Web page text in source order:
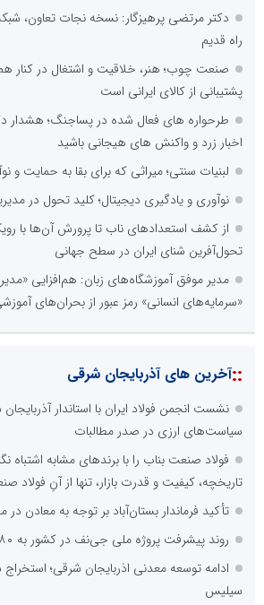
دکتر مرتضی پرهیزگار: نسخه نجات تعاون،
راه قدیم
صنعت چوب؛ هنر، خلاقیت و اشتغال در کنار هم،
پشتیبانی از کالای ایرانی است
طرحواره های فعال شده در پساجنگ؛ هشدار
اخبار زرد و واکنش های هیجانی باشید
لبنیات سنتی؛ میراثی که برای بقا به حمایت و
نوآوری و یادگیری دیجیتال؛ کلید تحول در
از کشف استعدادهای ناب تا پرورش آن‌ها با
تحول‌آفرین شنای ایران در سطح جهانی
مدیر موفق آموزشگاه‌های زبان: هم‌افزایی
«سرمایه‌های انسانی» رمز عبور از بحران‌های
::آخرین های آذربایجان شرقی
نشست انجمن فولاد ایران با استاندار
سیاست‌های ارزی در صدر مطالبات
فولاد صنعت بناب را با برندهای مشابه اشتباه
تاریخچه، کیفیت و قدرت بازار، تنها از آنِ فولاد
تأکید فرماندار بستان‌آباد بر توجه به معادن
روند پیشرفت پروژه ملی جی‌نف در کشور به ۸۰ درصد رسید
سیلیس